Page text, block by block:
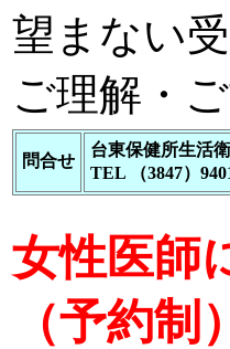
望まない
ご理解・
問合せ
台東保健所生活
TEL （3847）
女性医師
（予約制）